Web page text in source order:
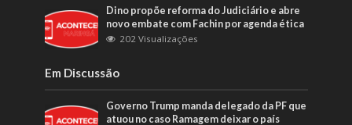
Dino propõe reforma do Judiciário e abre
novo embate com Fachin por agenda ética
202 Visualizações
Em Discussão
Governo Trump manda delegado da PF que
atuou no caso Ramagem deixar o país